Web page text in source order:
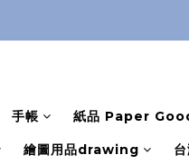
手帳 紙品 Paper
繪圖用品drawing